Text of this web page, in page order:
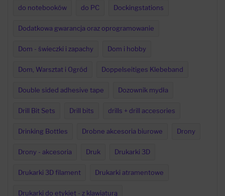
do notebooków do PC Dockingstations
Dodatkowa gwarancja oraz oprogramowanie
Dom - świeczki i zapachy Dom i hobby
Dom, Warsztat i Ogród Doppelseitiges Klebeband
Double sided adhesive tape Dozownik mydła
Drill Bit Sets Drill bits drills + drill accesories
Drinking Bottles Drobne akcesoria biurowe Drony
Drony - akcesoria Druk Drukarki 3D
Drukarki 3D filament Drukarki atramentowe
Drukarki do etykiet - z klawiaturą